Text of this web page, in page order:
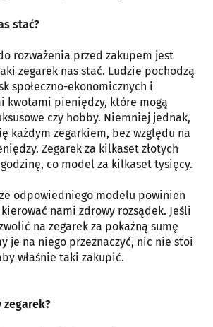
stać?
rozważenia przed zakupem jest
zegarek nas stać. Ludzie pochodzą
społeczno-ekonomicznych i
kwotami pieniędzy, które mogą
czy hobby. Niemniej jednak,
każdym zegarkiem, bez względu na
Zegarek za kilkaset złotych
co model za kilkaset tysięcy.
odpowiedniego modelu powinien
nami zdrowy rozsądek. Jeśli
na zegarek za pokaźną sumę
je na niego przeznaczyć, nic nie stoi
właśnie taki zakupić.